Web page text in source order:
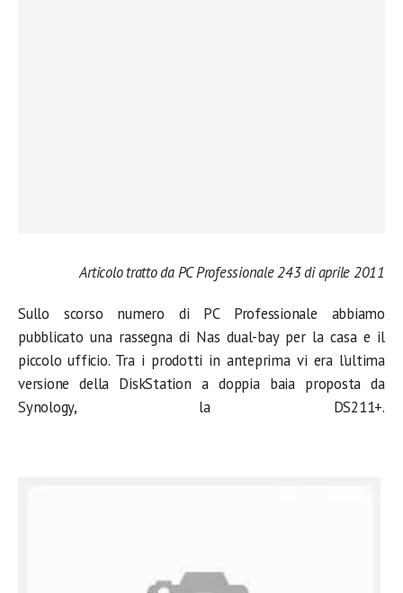
Articolo tratto da PC Professionale 243 di aprile 2011
Sullo scorso numero di PC Professionale abbiamo
pubblicato una rassegna di Nas dual-bay per la casa e il
piccolo ufficio. Tra i prodotti in anteprima vi era l’ultima
versione della DiskStation a doppia baia proposta da
Synology, la DS211+.